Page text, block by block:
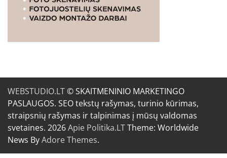
WEBSTUDIO.LT© SKAITMENINIO MARKETINGO
PASLAUGOS. SEO tekstų rašymas, turinio kūrimas,
straipsnių rašymas ir talpinimas į mūsų valdomas
svetaines. 2026Apie Politika.LTTheme: Worldwide
News ByAdore Themes.